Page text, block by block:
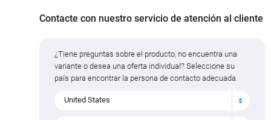
Contacte con nuestro servicio de atención al cliente
¿Tiene preguntas sobre el producto, no encuentra una
variante o desea una oferta individual? Seleccione su
país para encontrar la persona de contacto adecuada.
United States